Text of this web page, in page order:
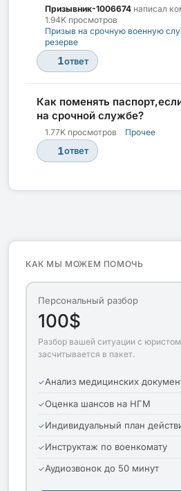
Призывник-1006674 написал
1.94K просмотров
Призыв на срочную военную
резерве
1ответ
Как поменять
на срочной службе?
1.77K просмотров Прочее
1ответ
КАК МЫ МОЖЕМ ПОМОЧЬ
Персональный разбор
100$
Разбор вашей ситуации с
засчитывается в пакет.
Анализ медицинских
Оценка шансов на НГМ
Индивидуальный план
Инструктаж по военкомату
Аудиозвонок до 50 минут